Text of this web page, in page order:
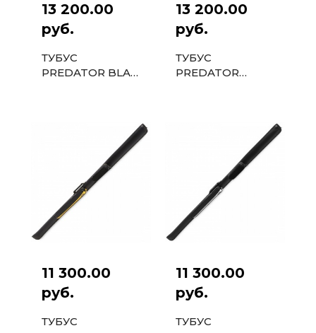
13 200.00
руб.
ТУБУС
PREDATOR BLAK
13 200.00
руб.
ТУБУС
PREDATOR
11 300.00
руб.
ТУБУС
11 300.00
руб.
ТУБУС